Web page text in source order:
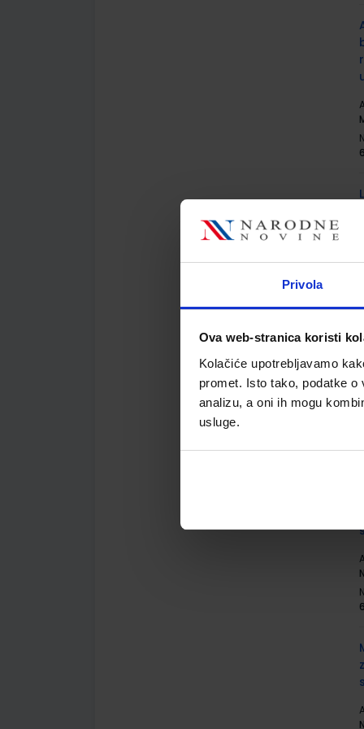
Privola
Ova web-stranica koristi
Kolačiće upotrebljavamo
promet. Isto tako, podatke
analizu, a oni ih mogu
usluge.